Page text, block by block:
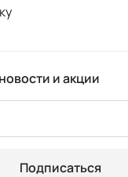
и акции
Подписаться